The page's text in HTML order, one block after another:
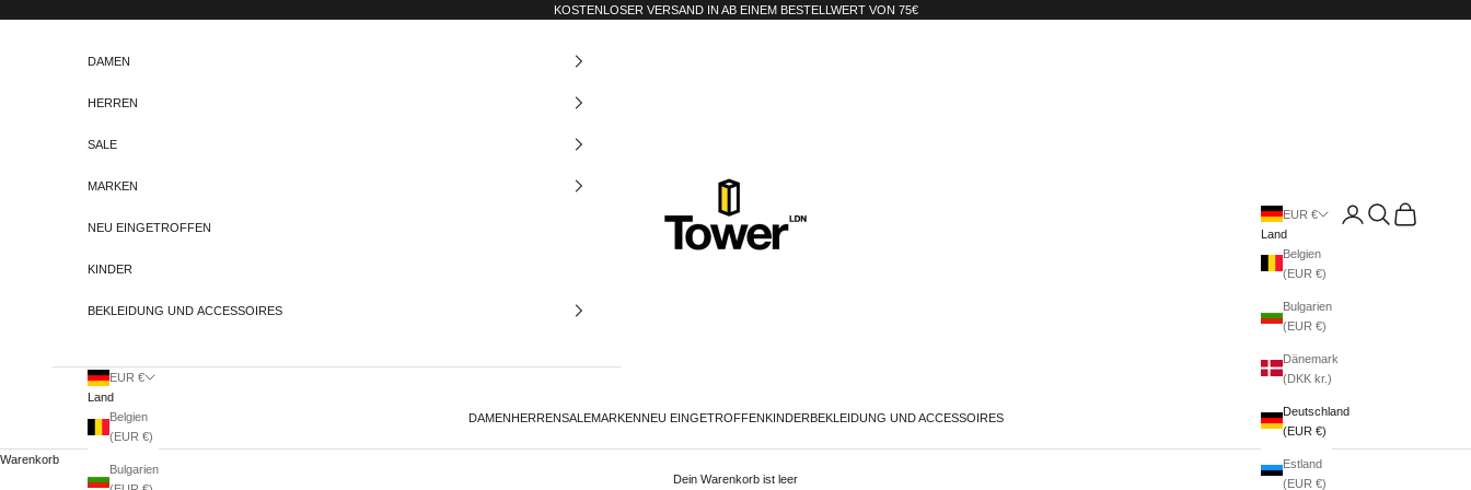
KOSTENLOSER VERSAND IN AB EINEM BESTELLWERT VON 75€
Tower-London.De
DAMEN HERRENSALEMARKEN NEU EINGETROFFEN KINDER BEKLEIDUNG UND ACCESSOIRES
EUR €
Land
Belgien
(EUR €)
Bulgarien
(EUR €)
Dänemark
(DKK kr.)
Deutschland
(EUR €)
Estland
(EUR €)
AnmeldenSuchenWarenkorb
DAMEN
HERREN
SALE
MARKEN
NEU EINGETROFFEN
KINDER
BEKLEIDUNG UND ACCESSOIRES
EUR €
Land
Belgien
(EUR €)
Bulgarien
Warenkorb
Dein Warenkorb ist leer